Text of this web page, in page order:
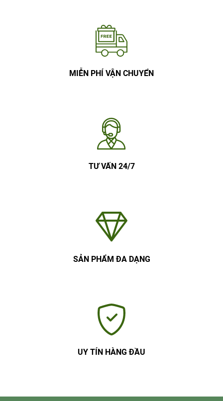
MIỄN PHÍ VẬN CHUYỂN
TƯ VẤN 24/7
SẢN PHẨM ĐA DẠNG
UY TÍN HÀNG ĐẦU